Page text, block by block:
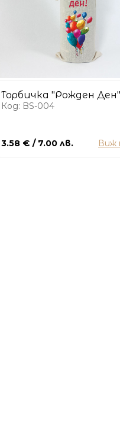
Торбичка "Рожден Ден"
Код: BS-004
3.58 € / 7.00 лв. Виж